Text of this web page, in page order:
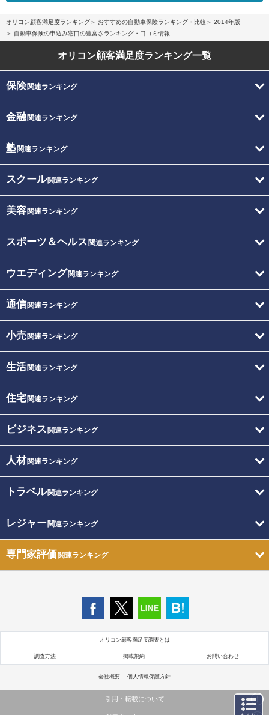
オリコン顧客満足度ランキング おすすめの自動車保険ランキング・比較
2014年版
自動車保険の申込み窓口の豊富さランキング・口コミ情報
オリコン顧客満足度ランキング一覧
保険関連ランキング
金融関連ランキング
塾関連ランキング
スクール関連ランキング
美容関連ランキング
スポーツ＆ヘルス 関連ランキング
ウエディング関連ランキング
通信関連ランキング
小売関連ランキング
生活関連ランキング
住宅関連ランキング
ビジネス 関連ランキング
人材関連ランキング
トラベル関連ランキング
レジャー関連ランキング
専門家評価関連ランキング
オリコン顧客満足度調査とは
調査方法 掲載規約 お問い合わせ
会社概要 個人情報保護方針
引用・転載について